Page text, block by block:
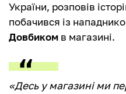
України, розповів
побачився із
Довбиком в магазині.
«Десь у магазині ми